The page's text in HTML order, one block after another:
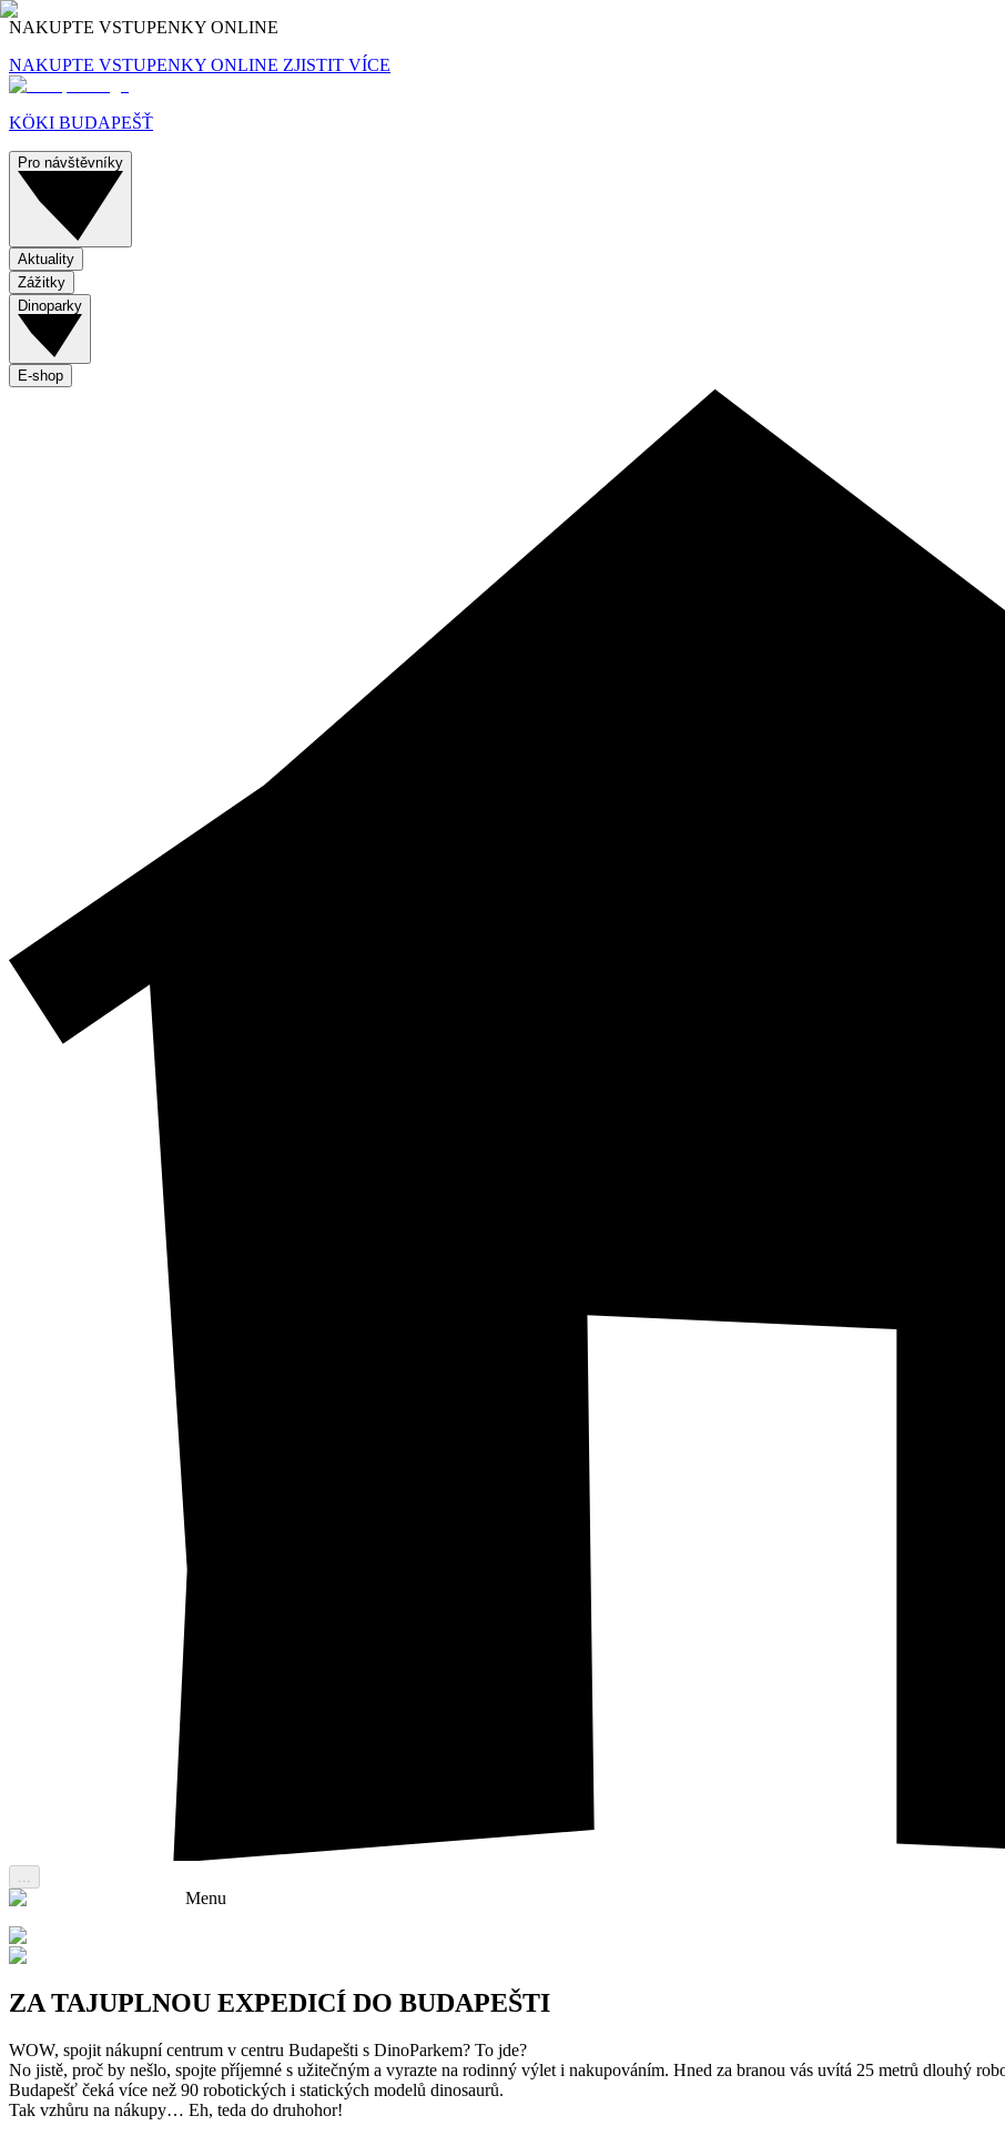
NAKUPTE VSTUPENKY ONLINE
NAKUPTE VSTUPENKY ONLINE ZJISTIT VÍCE
KÖKI BUDAPEŠŤ
Pro návštěvníky
Aktuality
Zážitky
Dinoparky
E-shop
Menu
ZA TAJUPLNOU EXPEDICÍ DO BUDAPEŠTI
WOW, spojit nákupní centrum v centru Budapešti s DinoParkem? To jde?
No jistě, proč by nešlo, spojte příjemné s užitečným a vyrazte na rodinný výlet i nakupováním. Hned za branou vás uvítá 25 metrů dlouhý
Budapešť čeká více než 90 robotických i statických modelů dinosaurů.
Tak vzhůru na nákupy… Eh, teda do druhohor!